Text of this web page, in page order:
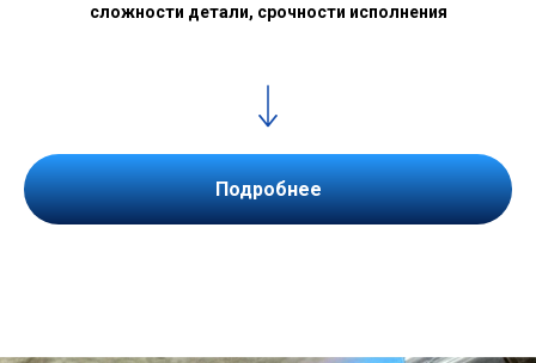
сложности детали, срочности исполнения
Подробнее